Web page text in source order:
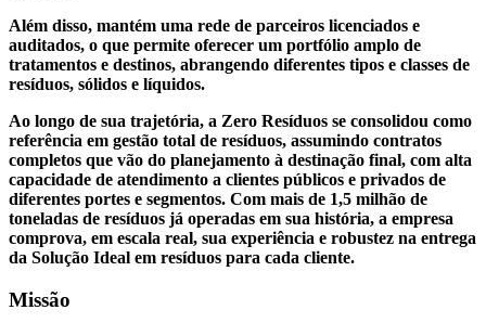
Além disso, mantém uma rede de parceiros licenciados e
auditados, o que permite oferecer um portfólio amplo de
tratamentos e destinos, abrangendo diferentes tipos e classes de
resíduos, sólidos e líquidos.
Ao longo de sua trajetória, a Zero Resíduos se consolidou como
referência em gestão total de resíduos, assumindo contratos
completos que vão do planejamento à destinação final, com alta
capacidade de atendimento a clientes públicos e privados de
diferentes portes e segmentos. Com mais de 1,5 milhão de
toneladas de resíduos já operadas em sua história, a empresa
comprova, em escala real, sua experiência e robustez na entrega
da Solução Ideal em resíduos para cada cliente.
Missão